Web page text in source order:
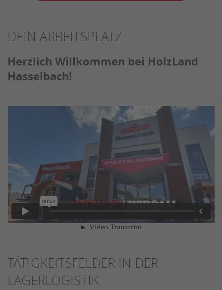
DEIN ARBEITSPLATZ
Herzlich Willkommen bei HolzLand
Hasselbach!
TÄTIGKEITSFELDER IN DER
LAGERLOGISTIK